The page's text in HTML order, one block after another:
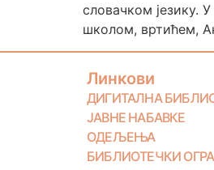
словачком језику.
школом, вртићем,
Линкови
ДИГИТАЛНА
ЈАВНЕ НАБАВКЕ
ОДЕЉЕЊА
БИБЛИОТЕЧКИ